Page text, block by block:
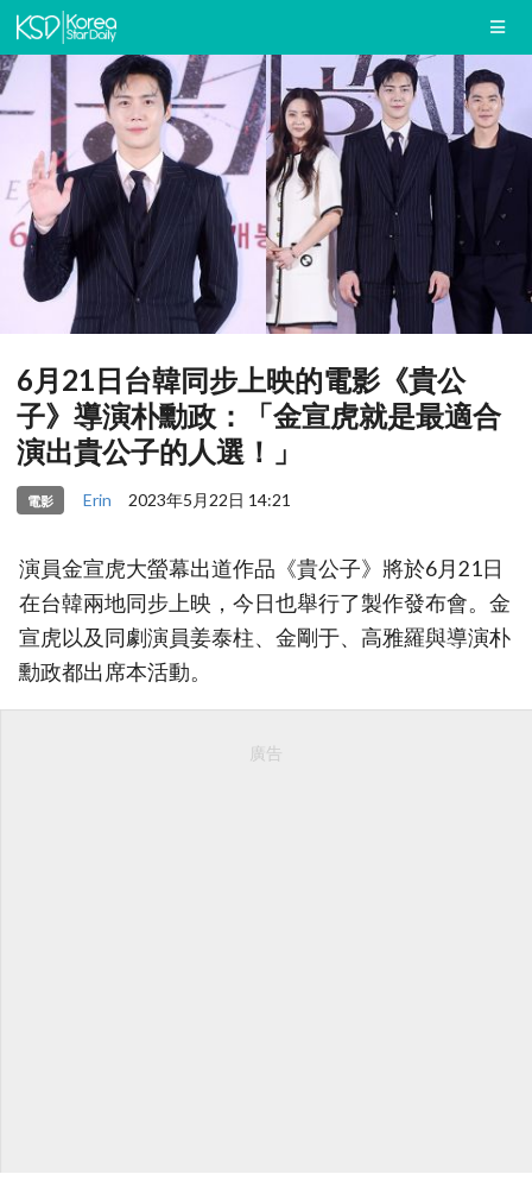
6月21日台韓同步上映的電影《貴公
子》導演朴勳政：「金宣虎就是最適合
演出貴公子的人選！」
電影 Erin 2023年5月22日 14:21
演員金宣虎大螢幕出道作品《貴公子》將於6月21日
在台韓兩地同步上映，今日也舉行了製作發布會。金
宣虎以及同劇演員姜泰柱、金剛于、高雅羅與導演朴
勳政都出席本活動。
廣告